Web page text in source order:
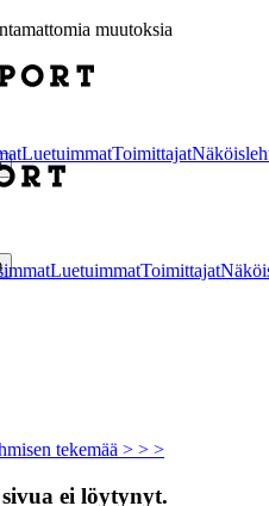
muutoksia
LuetuimmatToimittajat
LuetuimmatToimittajat
tekemää > > >
ei löytynyt.